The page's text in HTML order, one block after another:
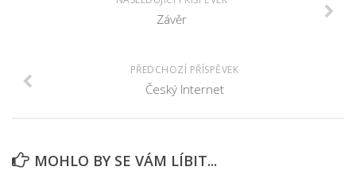
Závěr
PŘEDCHOZÍ PŘÍSPĚVEK
Český Internet
MOHLO BY SE VÁM LÍBIT...